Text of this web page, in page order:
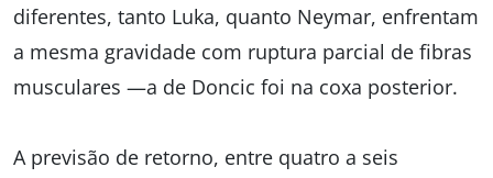
diferentes, tanto Luka, quanto Neymar, enfrentam
a mesma gravidade com ruptura parcial de fibras
musculares —a de Doncic foi na coxa posterior.
A previsão de retorno, entre quatro a seis